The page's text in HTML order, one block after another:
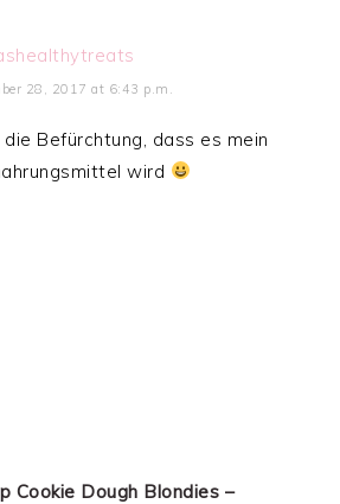
28, 2017 at 6:43 p.m.
die Befürchtung, dass es mein
wird
Cookie Dough Blondies –